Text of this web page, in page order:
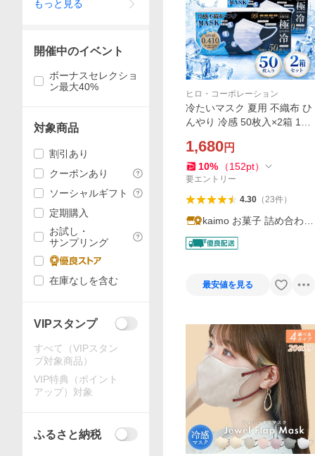
ヒロ・コーポレーション
冷たいマスク 夏用 不織布 ひ
んやり 冷感 50枚入×2箱 100
さ対策グッズ 熱中症 男女兼
用 Qmax0.410 爆買
1,680円
10% （152pt）
要エントリー
4.30（23件）
kaimo お菓子 詰め合わせ
食料品 日用品
最安値を見る
もっと見る
開催中のイベント
ボーナスセレクショ
ン最大40%
対象商品
割引あり
クーポンあり
ソーシャルギフト
定期購入
お試し・
サンプリング
在庫なしを含む
VIPスタンプ
すべて（VIPスタン
プ対象商品）
VIP特典（ポイント
アップ）対象
ふるさと納税